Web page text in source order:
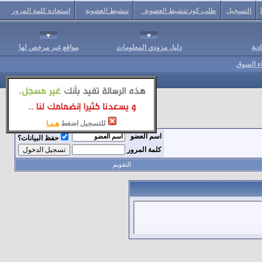
للتسجيل اضغط هـنـا
التسجيل طلب كود تنشيط العضوية تنشيط العضوية استعادة كلمة المرور
دليل مزودي المعلومات مواقع غير مرخص لها
السوق
اسم العضو
حفظ البيانات؟
كلمة المرور
التقويم